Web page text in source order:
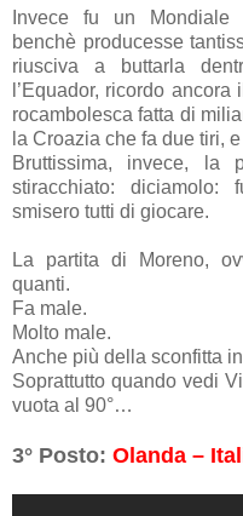
Invece fu un Mondiale
benchè producesse
riusciva a buttarla
l’Equador, ricordo
rocambolesca fatta di
la Croazia che fa due tiri,
Bruttissima, invece, la
stiracchiato: diciamolo:
smisero tutti di giocare.
La partita di Moreno,
quanti.
Fa male.
Molto male.
Anche più della sconfitta
Soprattutto quando vedi
vuota al 90°…
3° Posto: Olanda –